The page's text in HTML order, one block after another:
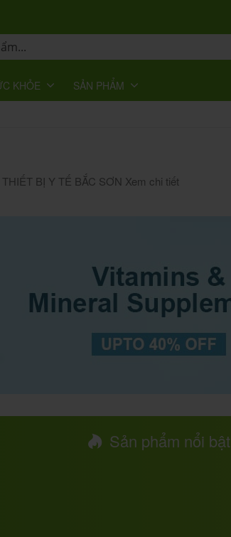
KHỎE
SẢN PHẨM
BỊ Y TẾ BẮC SƠN Xem chi tiết
Sản phẩm nổi bật